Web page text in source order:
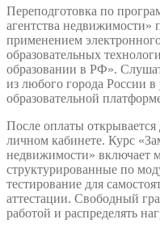
Переподготовка по
агентства недвижимости»
применением
образовательных
образовании в РФ».
из любого города России
образовательной
После оплаты
личном кабинете. Курс
недвижимости» включает
структурированные по
тестирование для
аттестации. Свободный
работой и распределять